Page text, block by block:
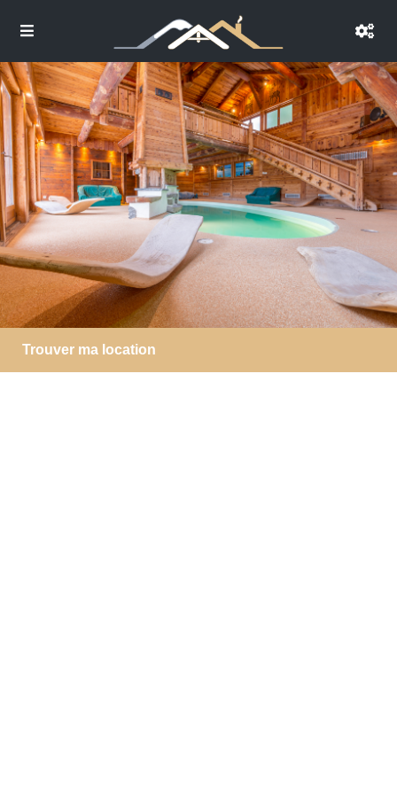
Trouver ma location